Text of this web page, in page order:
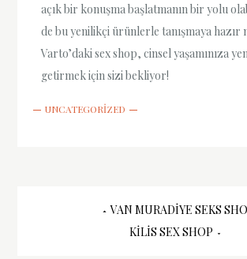
açık bir konuşma başlatmanın bir yolu
de bu yenilikçi ürünlerle tanışmaya hazır
Varto’daki sex shop, cinsel yaşamınıza
getirmek için sizi bekliyor!
UNCATEGORIZED
VAN MURADIYE SEKS
KILIS SEX SHOP